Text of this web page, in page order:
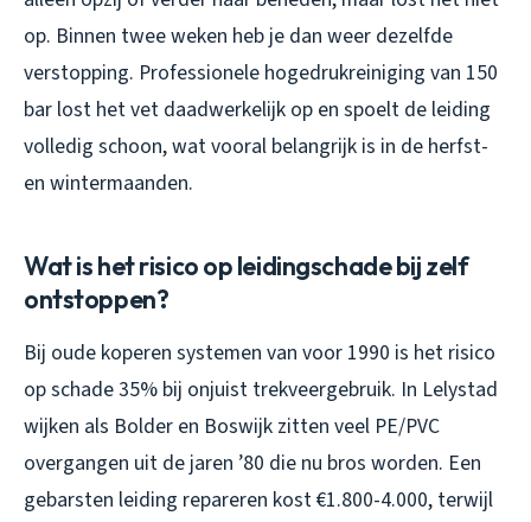
op. Binnen twee weken heb je dan weer dezelfde
verstopping. Professionele hogedrukreiniging van 150
bar lost het vet daadwerkelijk op en spoelt de leiding
volledig schoon, wat vooral belangrijk is in de herfst-
en wintermaanden.
Wat is het risico op leidingschade bij zelf
ontstoppen?
Bij oude koperen systemen van voor 1990 is het risico
op schade 35% bij onjuist trekveergebruik. In Lelystad
wijken als Bolder en Boswijk zitten veel PE/PVC
overgangen uit de jaren ’80 die nu bros worden. Een
gebarsten leiding repareren kost €1.800-4.000, terwijl